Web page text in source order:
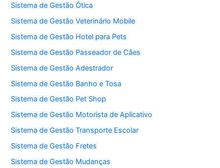
Sistema de Gestão Ótica
Sistema de Gestão Veterinário Mobile
Sistema de Gestão Hotel para Pets
Sistema de Gestão Passeador de Cães
Sistema de Gestão Adestrador
Sistema de Gestão Banho e Tosa
Sistema de Gestão Pet Shop
Sistema de Gestão Motorista de Aplicativo
Sistema de Gestão Transporte Escolar
Sistema de Gestão Fretes
Sistema de Gestão Mudanças